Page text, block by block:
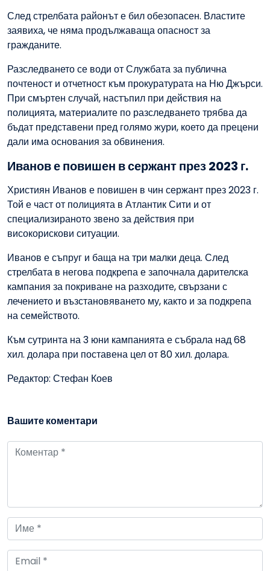
След стрелбата районът е бил обезопасен. Властите
заявиха, че няма продължаваща опасност за
гражданите.
Разследването се води от Службата за публична
почтеност и отчетност към прокуратурата на Ню Джърси.
При смъртен случай, настъпил при действия на
полицията, материалите по разследването трябва да
бъдат представени пред голямо жури, което да прецени
дали има основания за обвинения.
Иванов е повишен в сержант през 2023 г.
Християн Иванов е повишен в чин сержант през 2023 г.
Той е част от полицията в Атлантик Сити и от
специализираното звено за действия при
високорискови ситуации.
Иванов е съпруг и баща на три малки деца. След
стрелбата в негова подкрепа е започнала дарителска
кампания за покриване на разходите, свързани с
лечението и възстановяването му, както и за подкрепа
на семейството.
Към сутринта на 3 юни кампанията е събрала над 68
хил. долара при поставена цел от 80 хил. долара.
Редактор: Стефан Коев
Вашите коментари